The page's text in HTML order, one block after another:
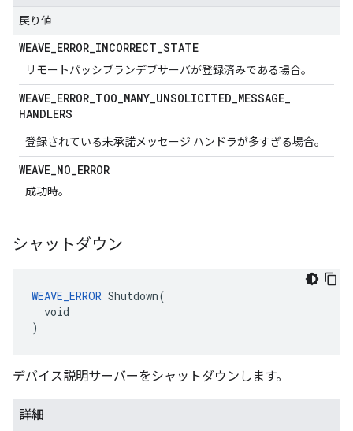
戻り値
WEAVE_ERROR_INCORRECT_STATE
リモートパッシブランデブサーバが登録済みである場合。
WEAVE_ERROR_TOO_MANY_UNSOLICITED_MESSAGE_
HANDLERS
登録されている未承諾メッセージ ハンドラが多すぎる場合。
WEAVE_NO_ERROR
成功時。
シャットダウン
WEAVE_ERROR Shutdown(
  void
)
デバイス説明サーバーをシャットダウンします。
詳細